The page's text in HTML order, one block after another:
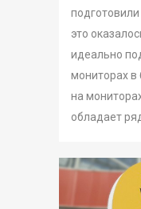
это
идеально
мониторах в
на
обладает